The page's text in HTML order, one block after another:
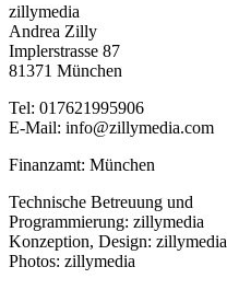
zillymedia
Andrea Zilly
Implerstrasse 87
81371 München
Tel: 017621995906
E-Mail: info@zillymedia.com
Finanzamt: München
Technische Betreuung und
Programmierung: zillymedia
Konzeption, Design: zillymedia
Photos: zillymedia